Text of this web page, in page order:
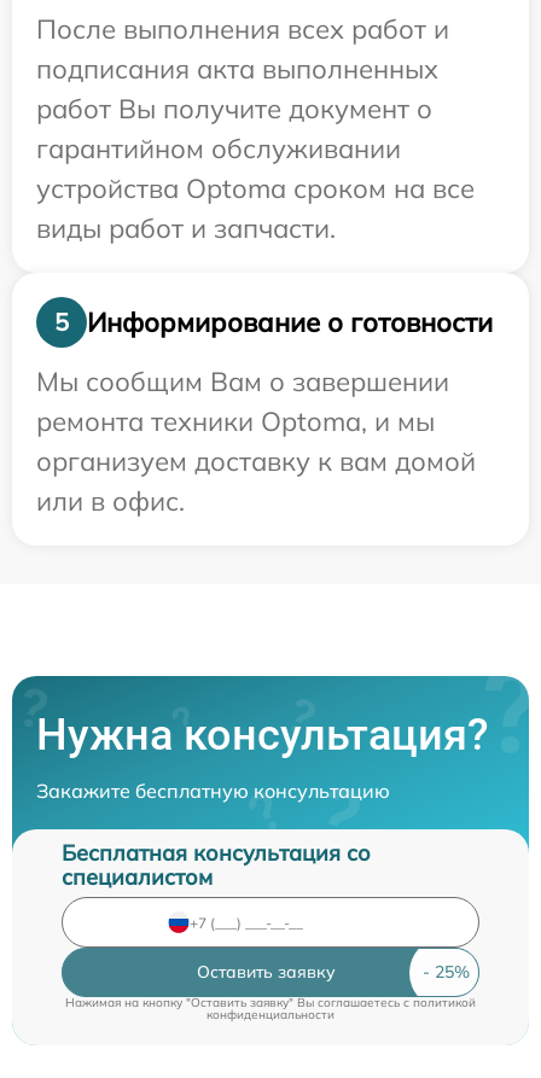
После выполнения всех работ и
подписания акта выполненных
работ Вы получите документ о
гарантийном обслуживании
устройства Optoma сроком на все
виды работ и запчасти.
5
Информирование о готовности
Мы сообщим Вам о завершении
ремонта техники Optoma, и мы
организуем доставку к вам домой
или в офис.
Нужна консультация?
Закажите бесплатную консультацию
Бесплатная консультация со
специалистом
Оставить заявку
Нажимая на кнопку "Оставить заявку" Вы соглашаетесь cполитикой
конфиденциальности